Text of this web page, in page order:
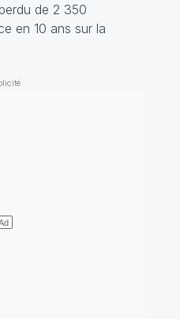
de 2 350
en 10 ans sur la